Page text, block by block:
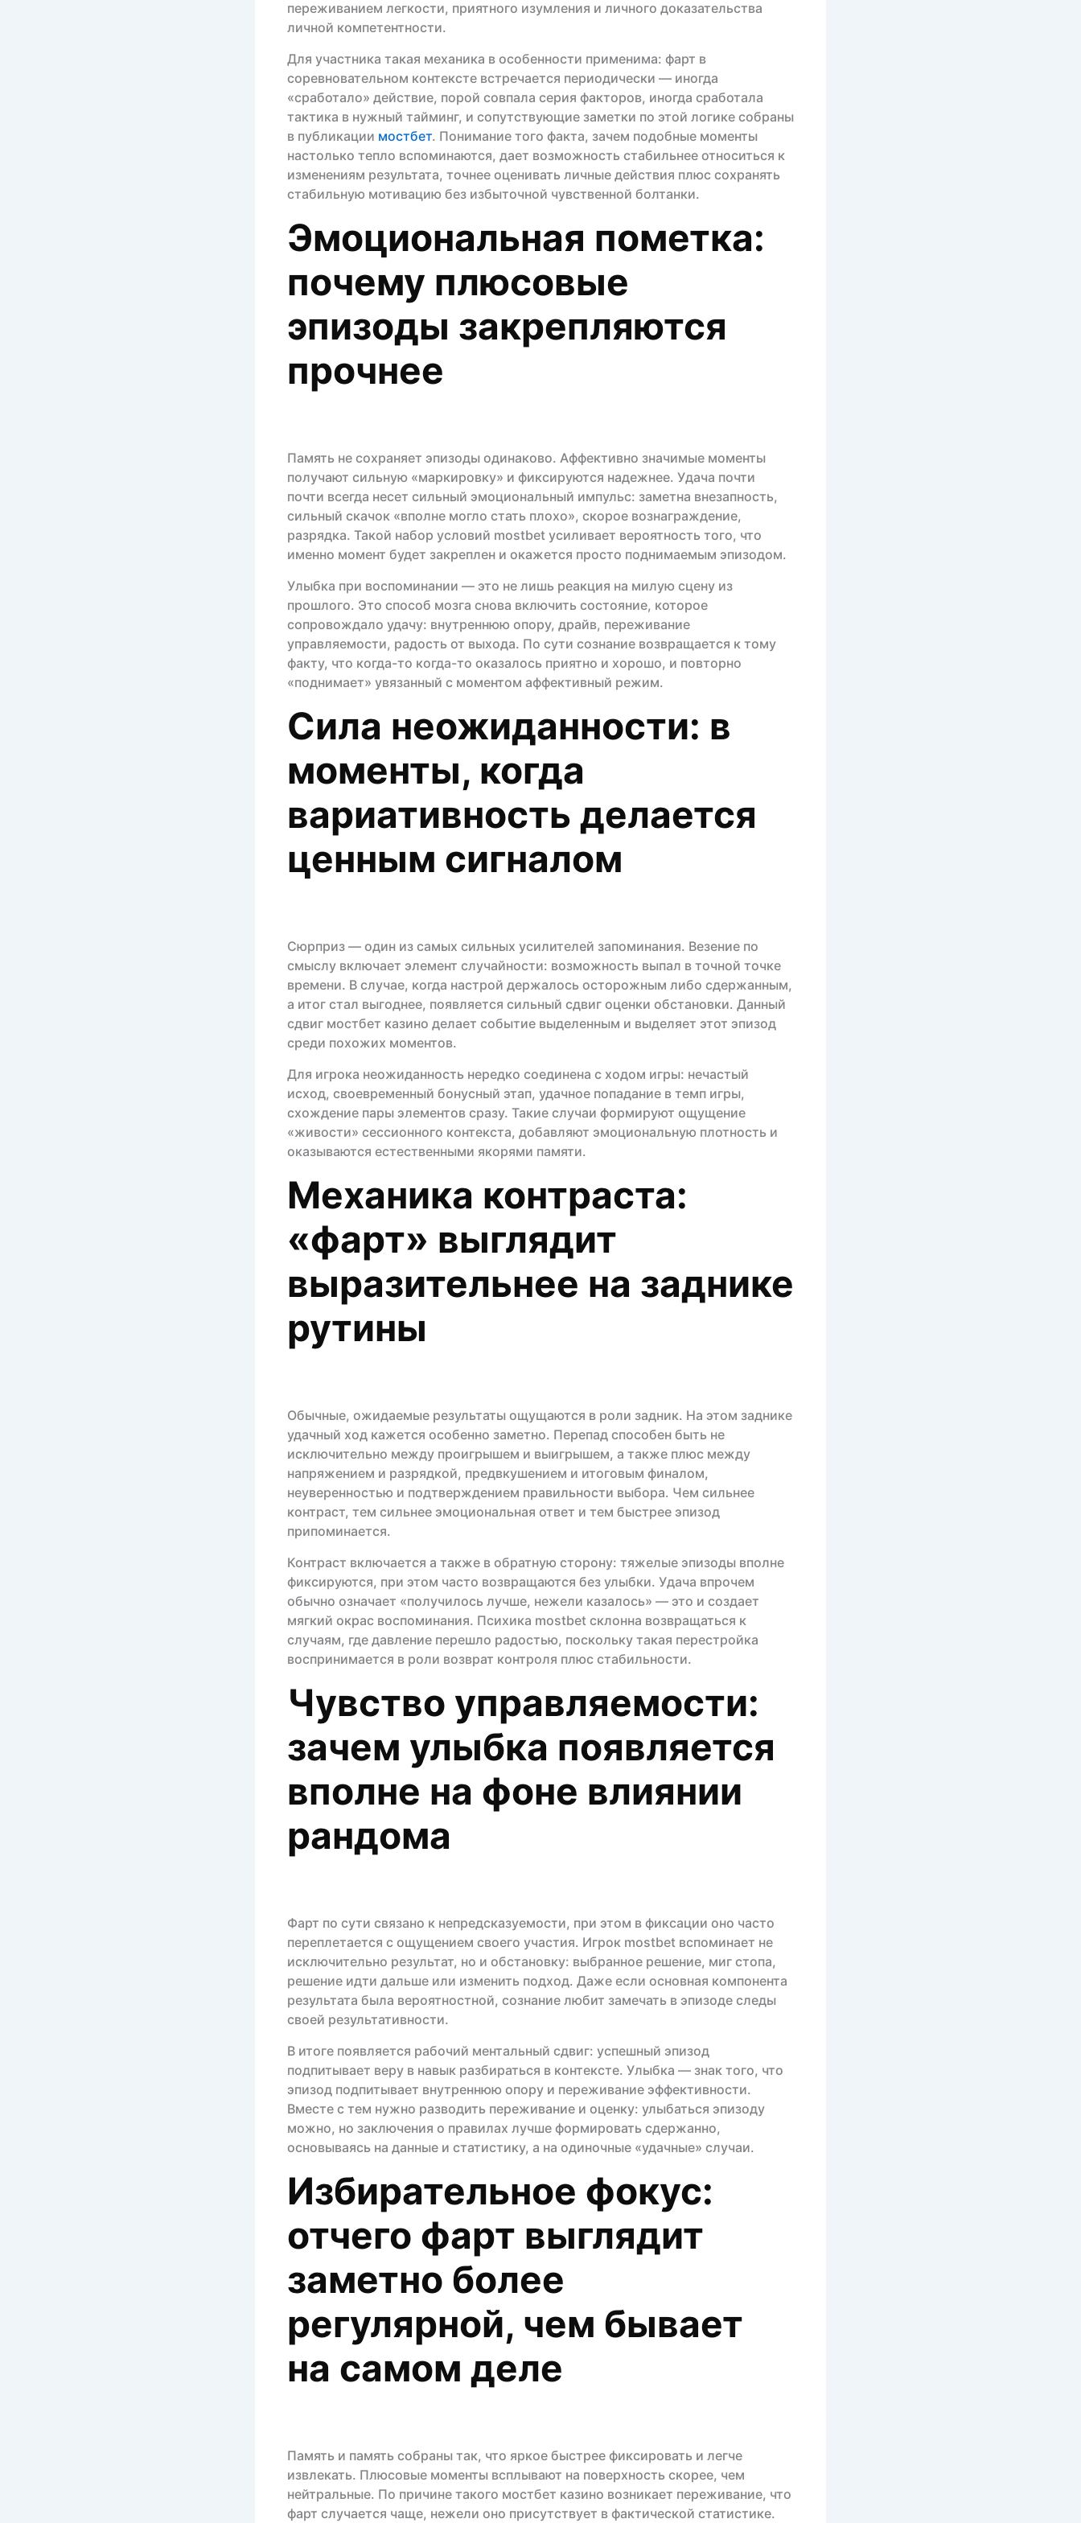
переживанием легкости, приятного изумления и личного доказательства
личной компетентности.
Для участника такая механика в особенности применима: фарт в
соревновательном контексте встречается периодически — иногда
«сработало» действие, порой совпала серия факторов, иногда сработала
тактика в нужный тайминг, и сопутствующие заметки по этой логике собраны
в публикации мостбет. Понимание того факта, зачем подобные моменты
настолько тепло вспоминаются, дает возможность стабильнее относиться к
изменениям результата, точнее оценивать личные действия плюс сохранять
стабильную мотивацию без избыточной чувственной болтанки.
Эмоциональная пометка:
почему плюсовые
эпизоды закрепляются
прочнее
Память не сохраняет эпизоды одинаково. Аффективно значимые моменты
получают сильную «маркировку» и фиксируются надежнее. Удача почти
почти всегда несет сильный эмоциональный импульс: заметна внезапность,
сильный скачок «вполне могло стать плохо», скорое вознаграждение,
разрядка. Такой набор условий mostbet усиливает вероятность того, что
именно момент будет закреплен и окажется просто поднимаемым эпизодом.
Улыбка при воспоминании — это не лишь реакция на милую сцену из
прошлого. Это способ мозга снова включить состояние, которое
сопровождало удачу: внутреннюю опору, драйв, переживание
управляемости, радость от выхода. По сути сознание возвращается к тому
факту, что когда-то когда-то оказалось приятно и хорошо, и повторно
«поднимает» увязанный с моментом аффективный режим.
Сила неожиданности: в
моменты, когда
вариативность делается
ценным сигналом
Сюрприз — один из самых сильных усилителей запоминания. Везение по
смыслу включает элемент случайности: возможность выпал в точной точке
времени. В случае, когда настрой держалось осторожным либо сдержанным,
а итог стал выгоднее, появляется сильный сдвиг оценки обстановки. Данный
сдвиг мостбет казино делает событие выделенным и выделяет этот эпизод
среди похожих моментов.
Для игрока неожиданность нередко соединена с ходом игры: нечастый
исход, своевременный бонусный этап, удачное попадание в темп игры,
схождение пары элементов сразу. Такие случаи формируют ощущение
«живости» сессионного контекста, добавляют эмоциональную плотность и
оказываются естественными якорями памяти.
Механика контраста:
«фарт» выглядит
выразительнее на заднике
рутины
Обычные, ожидаемые результаты ощущаются в роли задник. На этом заднике
удачный ход кажется особенно заметно. Перепад способен быть не
исключительно между проигрышем и выигрышем, а также плюс между
напряжением и разрядкой, предвкушением и итоговым финалом,
неуверенностью и подтверждением правильности выбора. Чем сильнее
контраст, тем сильнее эмоциональная ответ и тем быстрее эпизод
припоминается.
Контраст включается а также в обратную сторону: тяжелые эпизоды вполне
фиксируются, при этом часто возвращаются без улыбки. Удача впрочем
обычно означает «получилось лучше, нежели казалось» — это и создает
мягкий окрас воспоминания. Психика mostbet склонна возвращаться к
случаям, где давление перешло радостью, поскольку такая перестройка
воспринимается в роли возврат контроля плюс стабильности.
Чувство управляемости:
зачем улыбка появляется
вполне на фоне влиянии
рандома
Фарт по сути связано к непредсказуемости, при этом в фиксации оно часто
переплетается с ощущением своего участия. Игрок mostbet вспоминает не
исключительно результат, но и обстановку: выбранное решение, миг стопа,
решение идти дальше или изменить подход. Даже если основная компонента
результата была вероятностной, сознание любит замечать в эпизоде следы
своей результативности.
В итоге появляется рабочий ментальный сдвиг: успешный эпизод
подпитывает веру в навык разбираться в контексте. Улыбка — знак того, что
эпизод подпитывает внутреннюю опору и переживание эффективности.
Вместе с тем нужно разводить переживание и оценку: улыбаться эпизоду
можно, но заключения о правилах лучше формировать сдержанно,
основываясь на данные и статистику, а на одиночные «удачные» случаи.
Избирательное фокус:
отчего фарт выглядит
заметно более
регулярной, чем бывает
на самом деле
Память и память собраны так, что яркое быстрее фиксировать и легче
извлекать. Плюсовые моменты всплывают на поверхность скорее, чем
нейтральные. По причине такого мостбет казино возникает переживание, что
фарт случается чаще, нежели оно присутствует в фактической статистике.